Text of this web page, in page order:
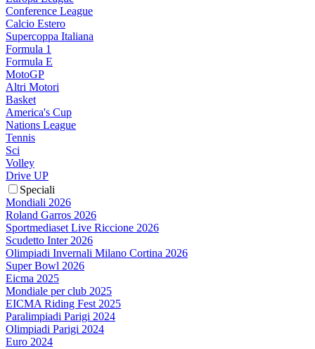
Conference League
Calcio Estero
Supercoppa Italiana
Formula 1
Formula E
MotoGP
Altri Motori
Basket
America's Cup
Nations League
Tennis
Sci
Volley
Drive UP
Speciali
Mondiali 2026
Roland Garros 2026
Sportmediaset Live Riccione 2026
Scudetto Inter 2026
Olimpiadi Invernali Milano Cortina 2026
Super Bowl 2026
Eicma 2025
Mondiale per club 2025
EICMA Riding Fest 2025
Paralimpiadi Parigi 2024
Olimpiadi Parigi 2024
Euro 2024